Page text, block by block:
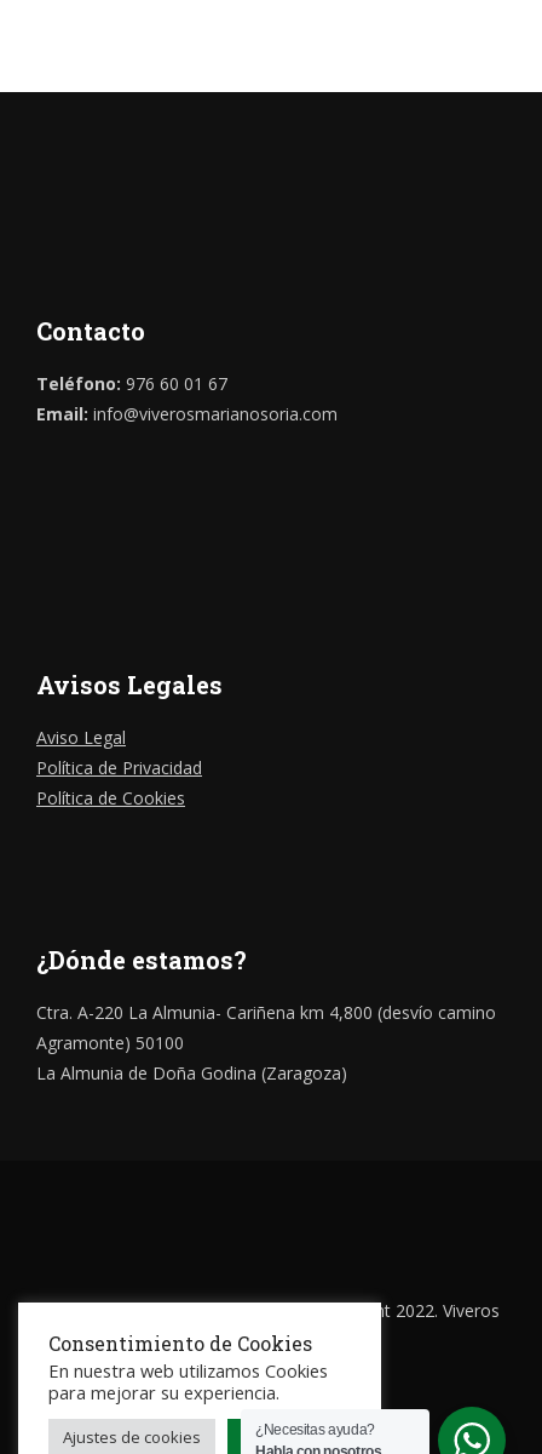
Contacto
Teléfono: 976 60 01 67
Email: info@viverosmarianosoria.com
Avisos Legales
Aviso Legal
Política de Privacidad
Política de Cookies
¿Dónde estamos?
Ctra. A-220 La Almunia- Cariñena km 4,800 (desvío camino
Agramonte) 50100
La Almunia de Doña Godina (Zaragoza)
Todos los derechos reservados © Copyright 2022. Viveros
Mariano Soria
Consentimiento de Cookies
En nuestra web utilizamos Cookies
para mejorar su experiencia.
Ajustes de cookies Aceptar todo
¿Necesitas ayuda?